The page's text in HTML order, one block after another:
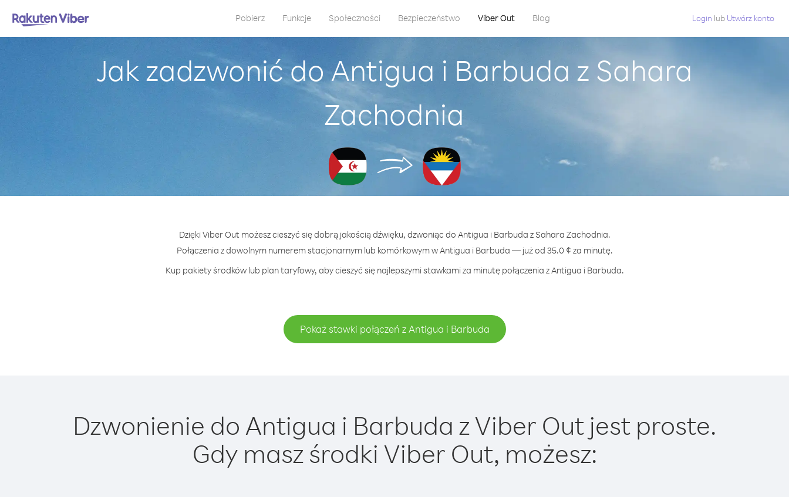
Pobierz Funkcje Społeczności Bezpieczeństwo Viber Out Blog Login lub Utwórz konto
Jak zadzwonić do Antigua i Barbuda z Sahara
Zachodnia
Dzięki Viber Out możesz cieszyć się dobrą jakością dźwięku, dzwoniąc do Antigua i Barbuda z Sahara Zachodnia.
Połączenia z dowolnym numerem stacjonarnym lub komórkowym w Antigua i Barbuda — już od 35.0 ¢ za minutę.
Kup pakiety środków lub plan taryfowy, aby cieszyć się najlepszymi stawkami za minutę połączenia z Antigua i Barbuda.
Pokaż stawki połączeń z Antigua i Barbuda
Dzwonienie do Antigua i Barbuda z Viber Out jest proste.
Gdy masz środki Viber Out, możesz: